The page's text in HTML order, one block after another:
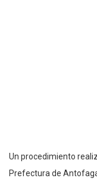
Un procedimiento
Prefectura de